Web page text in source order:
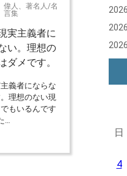
偉人、著名人/名
言集
実主義者に
い。理想の
ダメです。
義者にならな
理想のない現
もいるんです
…
日
4